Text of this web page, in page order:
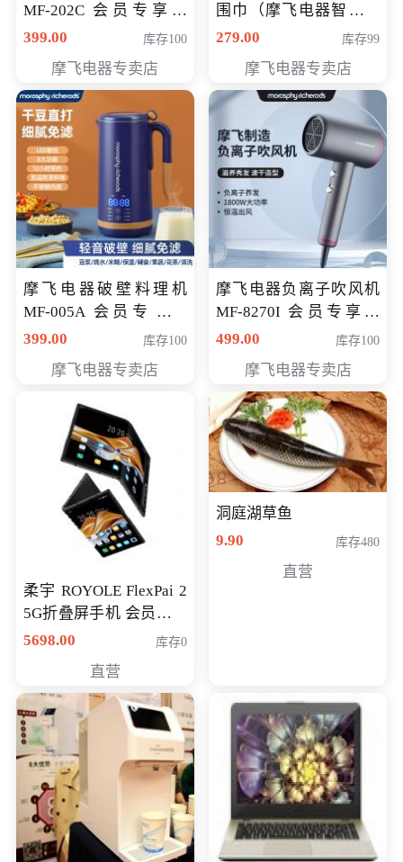
MF-202C 会员专享价
269元
399.00 库存100
摩飞电器专卖店
围巾（摩飞电器智能加
热按摩围脖） 会员专享
279.00 库存99
摩飞电器专卖店
摩飞电器破壁料理机
MF-005A 会员专享价
198元
399.00 库存100
摩飞电器专卖店
摩飞电器负离子吹风机
MF-8270I 会员专享价
369元
499.00 库存100
摩飞电器专卖店
柔宇 ROYOLE FlexPai 2
5G折叠屏手机 会员专享
购买价格 4998元
5698.00 库存0
直营
洞庭湖草鱼
9.90
库存480
直营